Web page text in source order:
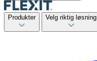
Produkter Velg riktig løsning